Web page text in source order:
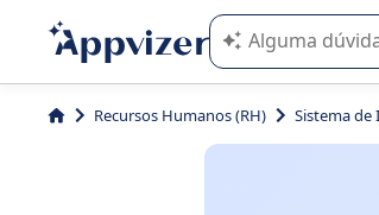
A IA do Appvizer
Recursos Humanos (RH) Sistema de